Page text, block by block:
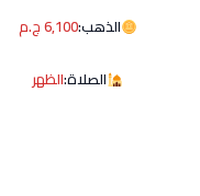
الذهب:6,100 ج.م
الصلاة:الظهر